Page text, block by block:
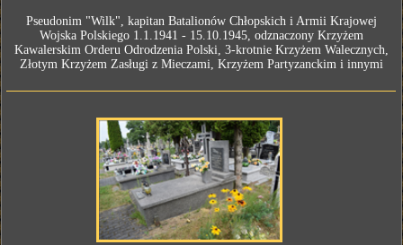
Pseudonim "Wilk", kapitan Batalionów Chłopskich i Armii Krajowej
Wojska Polskiego 1.1.1941 - 15.10.1945, odznaczony Krzyżem
Kawalerskim Orderu Odrodzenia Polski, 3-krotnie Krzyżem Walecznych,
Złotym Krzyżem Zasługi z Mieczami, Krzyżem Partyzanckim i innymi